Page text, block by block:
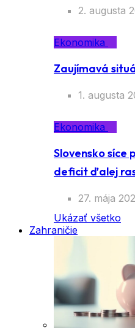
2. augusta
Ekonomika
Zaujímavá
1. augusta
Ekonomika
Slovensko síce
deficit ďalej
27. mája
Ukázať všetko
Zahraničie